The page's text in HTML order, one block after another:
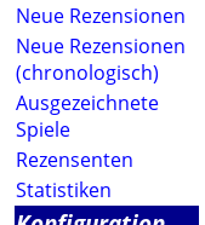
Neue Rezensionen
Neue Rezensionen
(chronologisch)
Ausgezeichnete
Spiele
Rezensenten
Statistiken